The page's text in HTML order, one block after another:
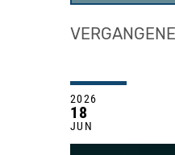
2026
18
JUN